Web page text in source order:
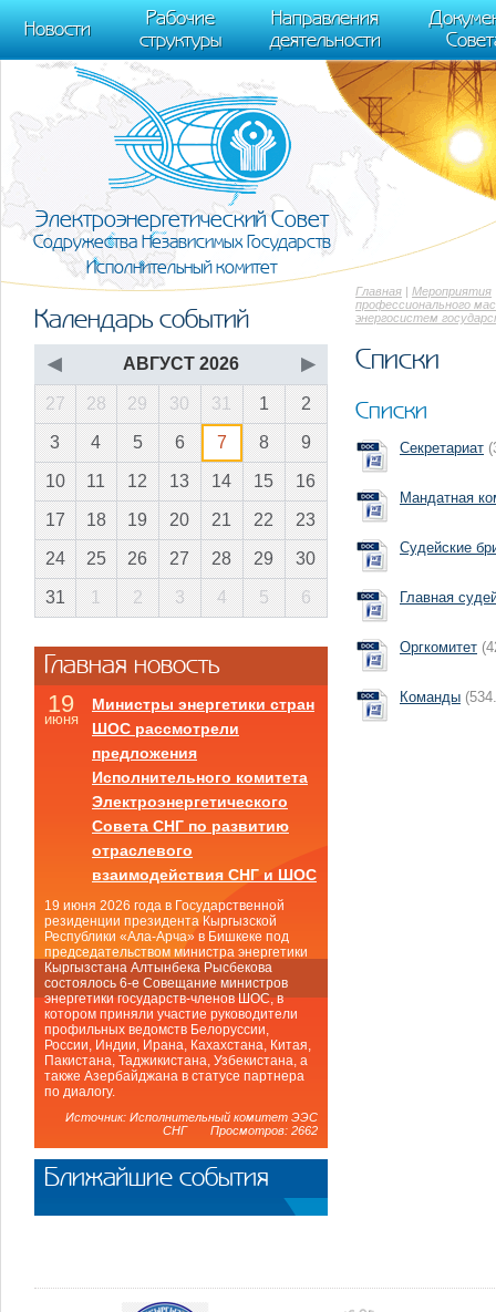
m[i].l=1*new Date(); for (var j = 0; j < document.scripts.length; j++) {if
[0],k.async=1,k.src=r,a.parentNode.insertBefore(k,a)}) (window,
trackLinks:true, accurateTrackBounce:true });
Новости
Рабочие
структуры
Направления
деятельности
Электроэнергетический Совет
Содружества Независимых Государств
Исполнительный комитет
Главная | Мероприятия
профессионального
энергосистем
Списки
Списки
Секретариат
Мандатная
Судейские
Главная
Оргкомитет
Команды
Календарь событий
◀ АВГУСТ 2026 ▶
27 28 29 30 31 1 2
3 4 5 6 7 8 9
10 11 12 13 14 15 16
17 18 19 20 21 22 23
24 25 26 27 28 29 30
31 1 2 3 4 5 6
Главная новость
19
июня
Министры энергетики стран
ШОС рассмотрели
предложения
Исполнительного комитета
Электроэнергетического
Совета СНГ по развитию
отраслевого
взаимодействия СНГ и ШОС
19 июня 2026 года в Государственной
резиденции президента Кыргызской
Республики «Ала-Арча» в Бишкеке под
председательством министра энергетики
Кыргызстана Алтынбека Рысбекова
состоялось 6-е Совещание министров
энергетики государств-членов ШОС, в
котором приняли участие руководители
профильных ведомств Белоруссии,
России, Индии, Ирана, Кахахстана, Китая,
Пакистана, Таджикистана, Узбекистана, а
также Азербайджана в статусе партнера
по диалогу.
Источник: Исполнительный комитет ЭЭС
СНГ Просмотров: 2662
Ближайшие события